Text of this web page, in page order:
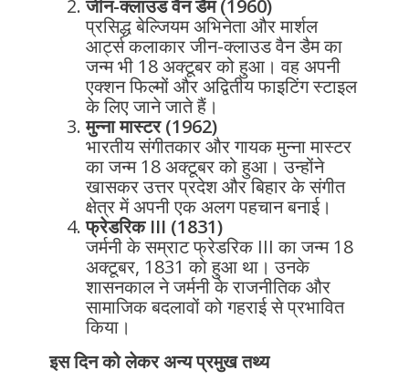
जीन-क्लाउड वैन डैम (1960)
प्रसिद्ध बेल्जियम अभिनेता और मार्शल
आर्ट्स कलाकार जीन-क्लाउड वैन डैम का
जन्म भी 18 अक्टूबर को हुआ। वह अपनी
एक्शन फिल्मों और अद्वितीय फाइटिंग स्टाइल
के लिए जाने जाते हैं।
मुन्ना मास्टर (1962)
भारतीय संगीतकार और गायक मुन्ना मास्टर
का जन्म 18 अक्टूबर को हुआ। उन्होंने
खासकर उत्तर प्रदेश और बिहार के संगीत
क्षेत्र में अपनी एक अलग पहचान बनाई।
फ्रेडरिक III (1831)
जर्मनी के सम्राट फ्रेडरिक III का जन्म 18
अक्टूबर, 1831 को हुआ था। उनके
शासनकाल ने जर्मनी के राजनीतिक और
सामाजिक बदलावों को गहराई से प्रभावित
किया।
इस दिन को लेकर अन्य प्रमुख तथ्य